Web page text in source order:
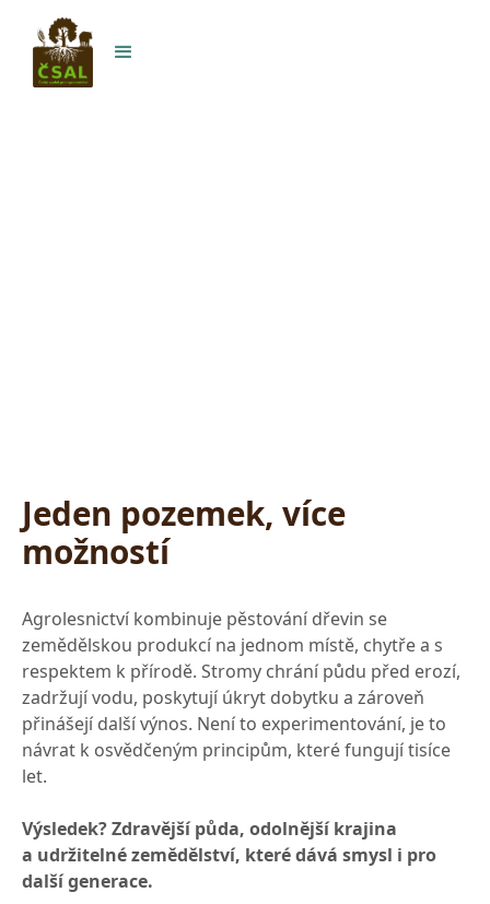
Český spolek pro
Jeden pozemek, více
možností
Agrolesnictví kombinuje pěstování dřevin se
zemědělskou produkcí na jednom místě, chytře a s
respektem k přírodě. Stromy chrání půdu před erozí,
zadržují vodu, poskytují úkryt dobytku a zároveň
přinášejí další výnos. Není to experimentování, je to
návrat k osvědčeným principům, které fungují tisíce
let.
Výsledek? Zdravější půda, odolnější krajina
a udržitelné zemědělství, které dává smysl i pro
další generace.